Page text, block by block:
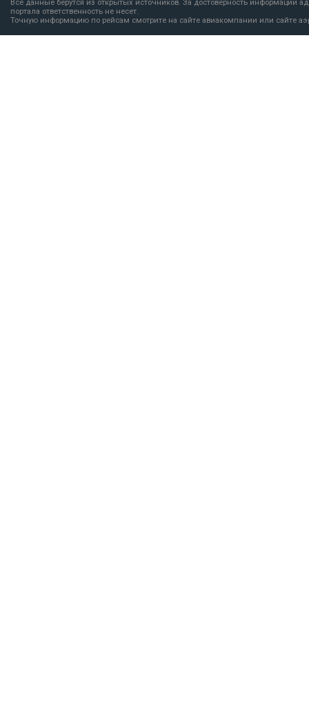
Все данные берутся из открытых источников. За достоверность информации
портала ответственность не несет.
Точную информацию по рейсам смотрите на сайте авиакомпании или сайте